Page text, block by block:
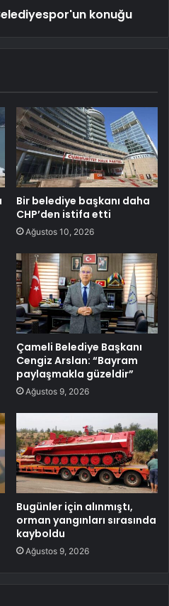
konuğu
Bir belediye başkanı daha
CHP’den istifa etti
Ağustos 10, 2026
Çameli Belediye Başkanı
Cengiz Arslan: “Bayram
paylaşmakla güzeldir”
Ağustos 9, 2026
Bugünler için alınmıştı,
orman yangınları sırasında
kayboldu
Ağustos 9, 2026